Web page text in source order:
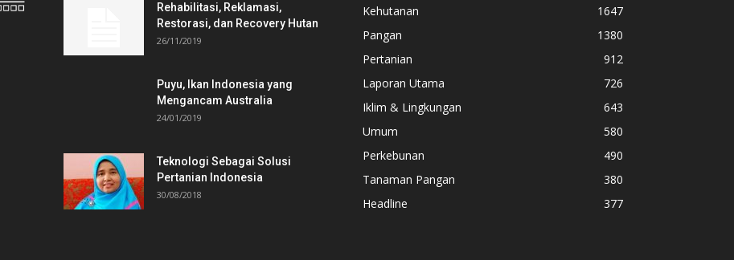
Rehabilitasi, Reklamasi,
Restorasi, dan Recovery Hutan
26/11/2019
Puyu, Ikan Indonesia yang
Mengancam Australia
24/01/2019
Teknologi Sebagai Solusi
Pertanian Indonesia
30/08/2018
Kehutanan
1647
Pangan
1380
Pertanian
912
Laporan Utama
726
Iklim & Lingkungan
643
Umum
580
Perkebunan
490
Tanaman Pangan
380
Headline
377